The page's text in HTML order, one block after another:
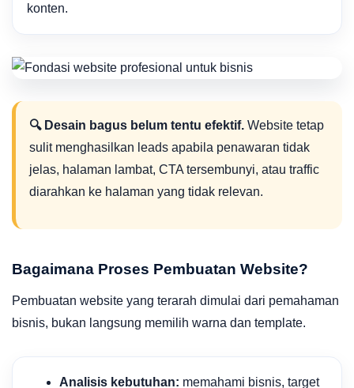
konten.
🔍 Desain bagus belum tentu efektif. Website tetap
sulit menghasilkan leads apabila penawaran tidak
jelas, halaman lambat, CTA tersembunyi, atau traffic
diarahkan ke halaman yang tidak relevan.
Bagaimana Proses Pembuatan Website?
Pembuatan website yang terarah dimulai dari pemahaman
bisnis, bukan langsung memilih warna dan template.
Analisis kebutuhan: memahami bisnis, target